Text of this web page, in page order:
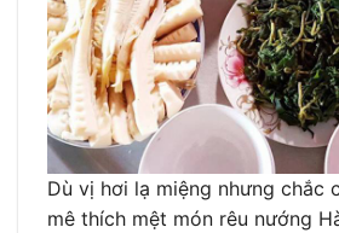
Dù vị hơi lạ miệng nhưng chắc
mê thích mệt món rêu nướng